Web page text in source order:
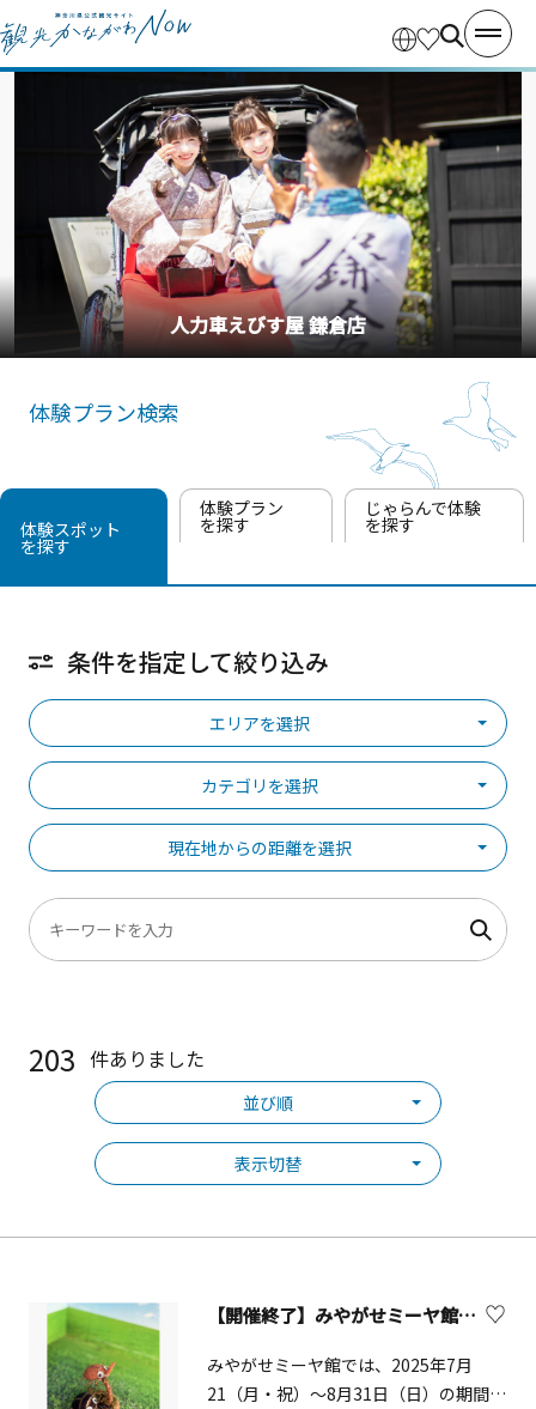
人力車えびす屋 鎌倉店
体験プラン検索
体験スポット
を探す
体験プラン
を探す
じゃらんで体験
を探す
条件を指定して絞り込み
エリアを選択
カテゴリを選択
現在地からの距離を選択
203 件ありました
並び順
表示切替
【開催終了】みやがせミーヤ館 夏休みクラフト体験
みやがせミーヤ館では、2025年7月
21（月・祝）～8月31日（日）の期間、